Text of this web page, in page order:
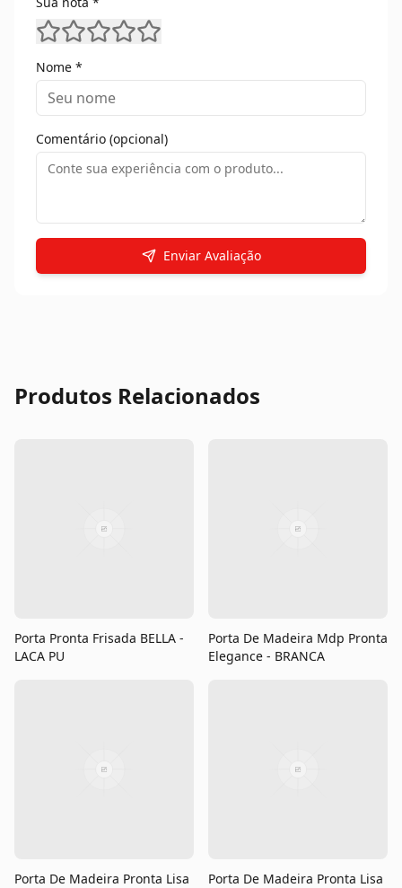
Nome *
Comentário (opcional)
Enviar Avaliação
Produtos Relacionados
Porta Pronta Frisada BELLA -
LACA PU
Porta De Madeira Mdp Pronta
Elegance - BRANCA
Porta De Madeira Pronta Lisa
Porta De Madeira Pronta Lisa